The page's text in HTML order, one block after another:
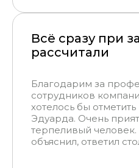
Всё сразу при
рассчитали
Благодарим за
сотрудников
хотелось бы
Эдуарда. Очень
терпеливый
объяснил, ответил